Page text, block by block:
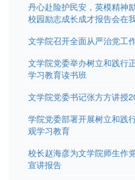
丹心赴险护民安，英模精
校园励志成长成才报告会在
文学院召开全面从严治党工
文学院党委举办树立和践行
学习教育读书班
文学院党委书记张方方讲授
学院党委部署开展树立和践
观学习教育
校长赵海彦为文学院师生作
宣讲报告